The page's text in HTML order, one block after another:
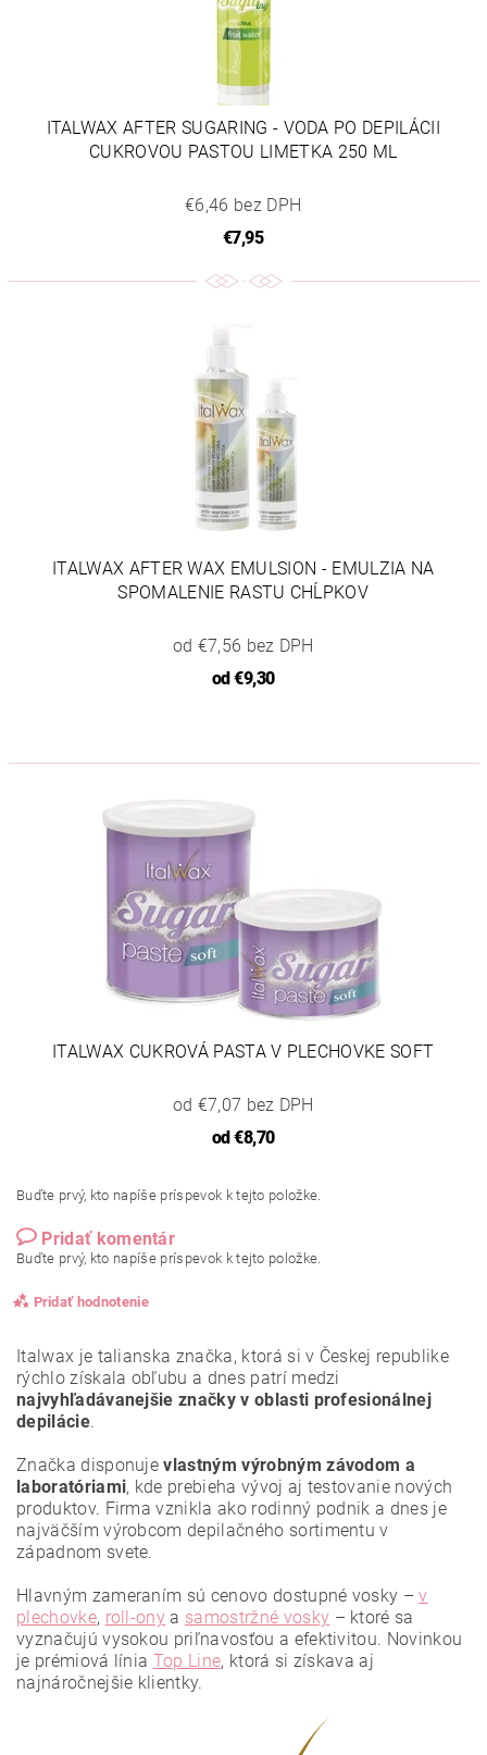
ITALWAX AFTER SUGARING - VODA PO DEPILÁCII
CUKROVOU PASTOU LIMETKA 250 ML
€6,46 bez DPH
€7,95
ITALWAX AFTER WAX EMULSION - EMULZIA NA
SPOMALENIE RASTU CHĹPKOV
od €7,56 bez DPH
od €9,30
ITALWAX CUKROVÁ PASTA V PLECHOVKE SOFT
od €7,07 bez DPH
od €8,70
Buďte prvý, kto napíše príspevok k tejto položke.
Pridať komentár
Buďte prvý, kto napíše príspevok k tejto položke.
Pridať hodnotenie
Vložením hodnotenie súhlasíte spodmienkami ochrany
osobných údajov.
Italwax je talianska značka, ktorá si v Českej republike
rýchlo získala obľubu a dnes patrí medzi
najvyhľadávanejšie značky v oblasti profesionálnej
depilácie.
Značka disponujevlastným výrobným závodom a
laboratóriami, kde prebieha vývoj aj testovanie nových
produktov. Firma vznikla ako rodinný podnik a dnes je
najväčším výrobcom depilačného sortimentu v
západnom svete.
Hlavným zameraním sú cenovo dostupné vosky –v
plechovke, roll-ony a samostržné vosky – ktoré sa
vyznačujú vysokou priľnavosťou a efektivitou. Novinkou
je prémiová línia Top Line, ktorá si získava aj
najnáročnejšie klientky.